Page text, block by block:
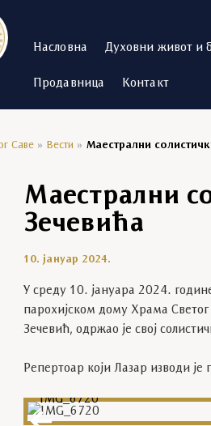
Насловна Духовни живот и
Продавница Контакт
Саве » Вести » Маестрални
Маестрални
Зечевића
10. јануар 2024.
У среду 10. јануара 2024.
парохијском дому Храма
Зечевић, одржао је свој
Репертоар који Лазар изводи
IMG_6720